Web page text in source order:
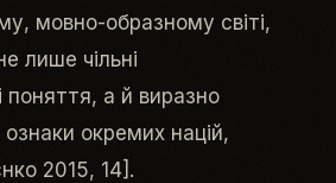
мовно-образному світі,
лише чільні
поняття, а й виразно
окремих націй,
2015, 14].